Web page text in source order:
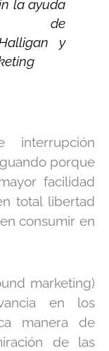
la ayuda
de
y
porque
facilidad
total libertad
consumir en
marketing)
en los
manera de
de las